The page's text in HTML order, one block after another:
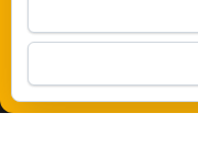
Funciona gracias a